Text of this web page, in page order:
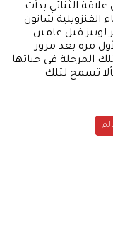
الثنائي بدأت
الفنزويلية شانون
لوبيز قبل عامين.
مرة بعد مرور
المرحلة في حياتها
تسمح لتلك